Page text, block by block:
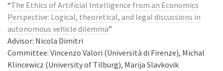
“The Ethics of Artificial Intelligence from an Economics
Perspective: Logical, theoretical, and legal discussions in
autonomous vehicle dilemma”
Advisor: Nicola Dimitri
Committee: Vincenzo Valori (Università di Firenze), Michal
Klincewicz (University of Tilburg), Marija Slavkovik